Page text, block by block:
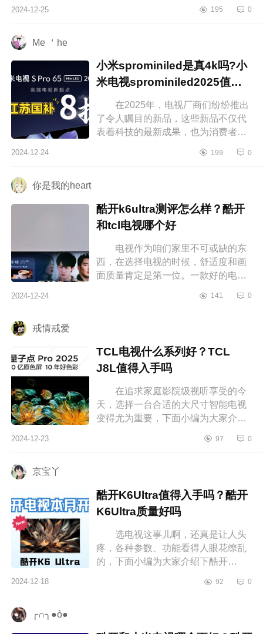
佳r8s电视质量好不好 康佳r8s电...
2024-12-25 195 0
Me ＇he
小米sprominiled是真4k吗?小
米电视sprominiled2025值得
入手吗
在2025年，电视厂商们纷纷推出
了令人瞩目的新品，这些新品不仅代
表着科技的最新成果，也为消费者带
绍下小米sprominiled是真4k吗?小米...
2024-12-24 199 0
你是我的heart
酷开k6ultra测评怎么样？酷开
和tcl电视哪个好
电视作为咱们家里不可或缺的东
西，在选择电视的时候，舒适度和画
面质量肯定是第一位。一款好的电视
都是杠杠的，酷开电视基本在同段
2024-12-24 141 0
戒情戒爱
TCL电视什么系列好？TCL
J8L值得入手吗
在追求家庭影院级视听享受的今
天，选择一台合适的大尺寸智能电视
变得尤为重要，下面小编为大家介绍
入手吗 TCL电视什么系列好
2024-12-23 97 0
京宝丫
酷开K6Ultra值得入手吗？酷开
K6Ultra质量好吗
选电视这事儿啊，还真是让人头
疼，各种参数、功能看得人眼花缭乱
的，下面小编为大家介绍下酷开
量好吗 酷开K6Ultra值得入手
2024-12-18 92 0
╭∩╮●ò●